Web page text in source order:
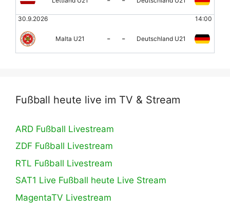
30.9.2026 14:00
Malta U21 - - Deutschland U21
Fußball heute live im TV & Stream
ARD Fußball Livestream
ZDF Fußball Livestream
RTL Fußball Livestream
SAT1 Live Fußball heute Live Stream
MagentaTV Livestream